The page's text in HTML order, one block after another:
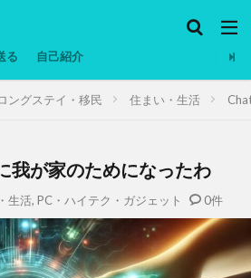
る 自己紹介
ングステイ・移民 住まい・生活
我が家のためになったわ
生活, PC・ハイテク・ガジェット 0件
ヨーグルト
日本人村社会 脱水シート
検索